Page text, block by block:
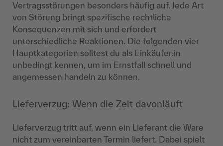
Vertragsstörungen besonders häufig auf. Jede Art
von Störung bringt spezifische rechtliche
Konsequenzen mit sich und erfordert
unterschiedliche Reaktionen. Die folgenden vier
Hauptkategorien solltest du als Einkäufer:in
unbedingt kennen, um im Ernstfall schnell und
angemessen handeln zu können.
Lieferverzug: Wenn die Zeit davonläuft
Lieferverzug tritt auf, wenn ein Lieferant die Ware
nicht zum vereinbarten Termin liefert. Dabei spielt